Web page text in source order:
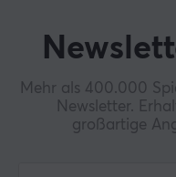
Mehr als 400.000
Newsletter.
großartige